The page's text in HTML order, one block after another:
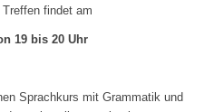
findet am
19 bis 20 Uhr
Sprachkurs mit Grammatik und